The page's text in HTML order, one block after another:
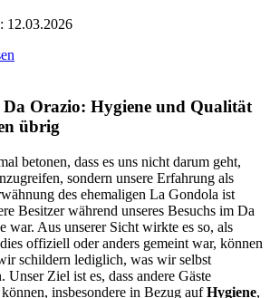
12.03.2026
Orazio: Hygiene und Qualität
übrig
betonen, dass es uns nicht darum geht,
sondern unsere Erfahrung als
des ehemaligen La Gondola ist
Besitzer während unseres Besuchs im Da
war. Aus unserer Sicht wirkte es so, als
offiziell oder anders gemeint war, können
schildern lediglich, was wir selbst
Unser Ziel ist es, dass andere Gäste
insbesondere in Bezug aufHygiene,